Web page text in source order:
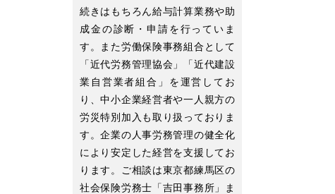
続きはもちろん給与計算業務や助
成金の診断・申請を行っていま
す。また労働保険事務組合として
「近代労務管理協会」「近代建設
業自営業者組合」を運営してお
り、中小企業経営者や一人親方の
労災特別加入も取り扱っておりま
す。企業の人事労務管理の健全化
により安定した経営を支援してお
ります。ご相談は東京都練馬区の
社会保険労務士「吉田事務所」ま